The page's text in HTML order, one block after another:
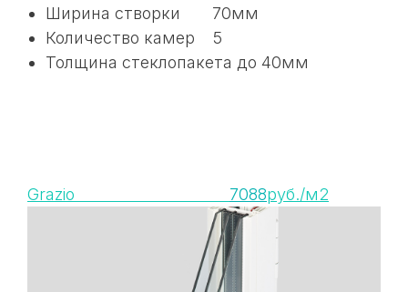
Ширина створки 70мм
Количество камер 5
Толщина стеклопакета до 40мм
Grazio 7088руб./м2